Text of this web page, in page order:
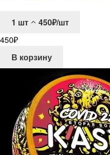
1 шт
450₽/шт
450₽
В корзину